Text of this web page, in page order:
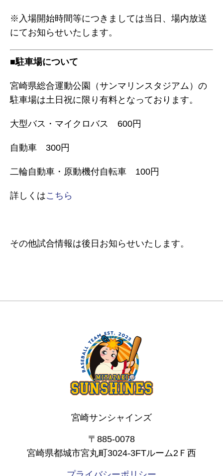
※入場開始時間等につきましては当日、場内放送
にてお知らせいたします。
■駐車場について
宮崎県総合運動公園（サンマリンスタジアム）の
駐車場は土日祝に限り有料となっております。
大型バス・マイクロバス 600円
自動車 300円
二輪自動車・原動機付自転車 100円
詳しくはこちら
その他試合情報は後日お知らせいたします。
宮崎サンシャインズ
〒885-0078
宮崎県都城市宮丸町3024-3FTルーム2Ｆ西